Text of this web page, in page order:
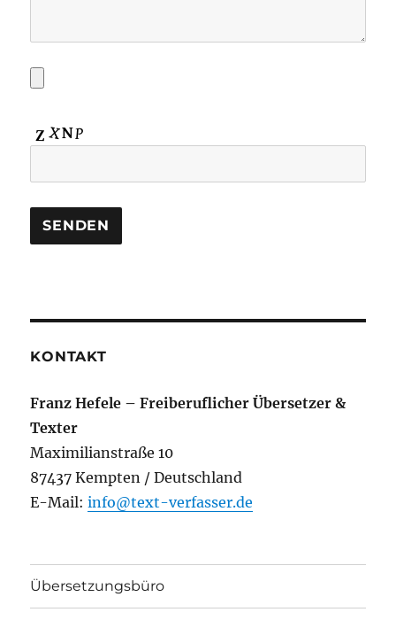
KONTAKT
Franz Hefele – Freiberuflicher Übersetzer &
Texter
Maximilianstraße 10
87437 Kempten / Deutschland
E-Mail:info@text-verfasser.de
Übersetzungsbüro